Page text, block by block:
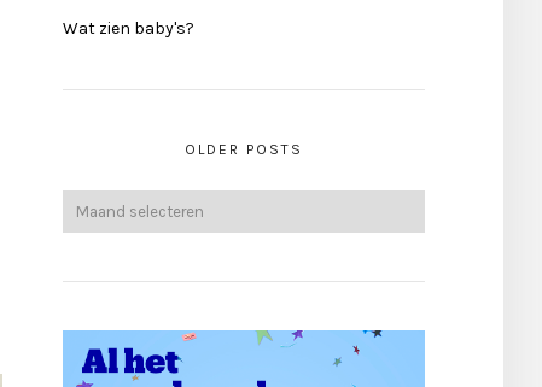
Wat zien baby's?
OLDER POSTS